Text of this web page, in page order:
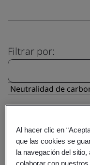
Filtrar por:
Al hacer clic en
que las cookies se
la navegación del
colaborar con